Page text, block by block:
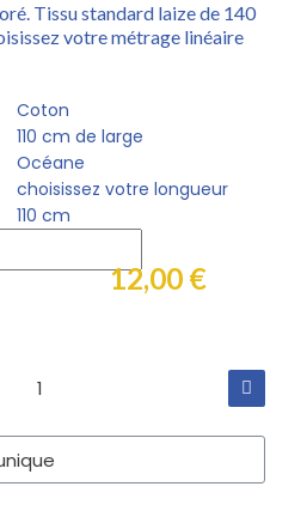
Tissu standard laize de 140
votre métrage linéaire
Coton
110 cm de large
Océane
choisissez votre longueur
110 cm
12,00 €